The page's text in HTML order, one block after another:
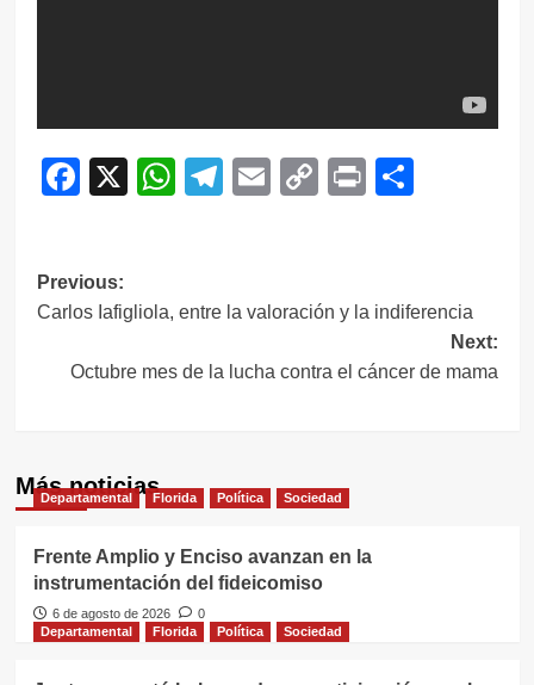
Facebook
X WhatsApp
Telegram
EmailCopy
Print
Navegación
de
entradas
Previous:
Carlos Iafigliola, entre la valoración y la indiferencia
Next:
Octubre mes de la lucha contra el cáncer de mama
Más noticias
Departamental Florida Política Sociedad
Frente Amplio y Enciso avanzan en la
instrumentación del fideicomiso
6 de agosto de 2026
0
Departamental
Florida Política Sociedad